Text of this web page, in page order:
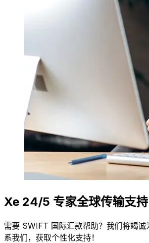
Xe 24/5 专家全球传输支持
需要 SWIFT 国际汇款帮助？我们将竭
系我们，获取个性化支持！